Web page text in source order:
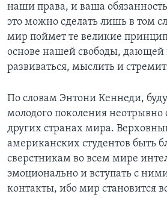
наши права, и ваша
это можно сделать лишь в том
мир поймет те великие
основе нашей свободы, дающей
развиваться, мыслить и
По словам Энтони Кеннеди,
молодого поколения неотрывно
других странах мира.
американских студентов быть
сверстникам во всем мире
эмоционально и вступать с
контакты, ибо мир становится